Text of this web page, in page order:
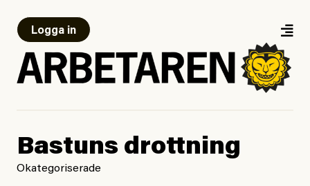
Logga in
Bastuns drottning
Okategoriserade